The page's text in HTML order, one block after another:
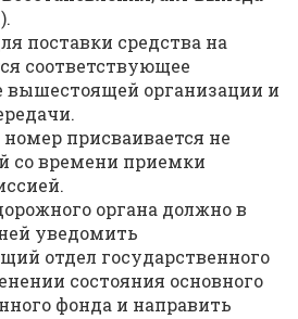
поставки средства на
соответствующее
вышестоящей организации и
присваивается не
со времени приемки
органа должно в
уведомить
отдел государственного
состояния основного
фонда и направить